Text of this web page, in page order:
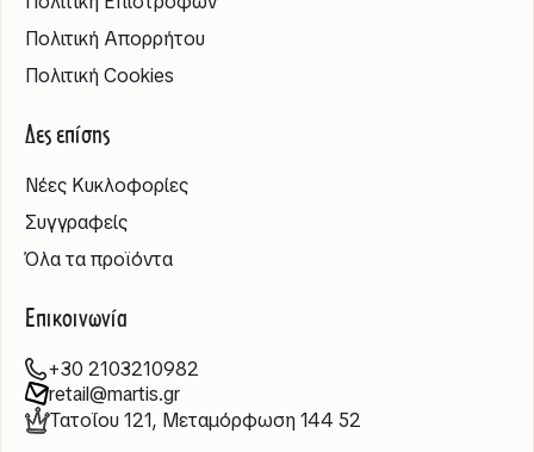
Πολιτική Απορρήτου
Πολιτική Cookies
Δες επίσης
Νέες Κυκλοφορίες
Συγγραφείς
Όλα τα προϊόντα
Επικοινωνία
+30 2103210982
retail@martis.gr
Τατοΐου 121, Μεταμόρφωση 144 52